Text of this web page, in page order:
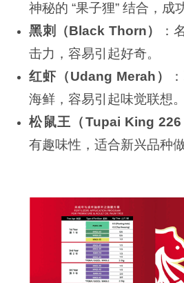
神秘的 “果子狸” 结合，成
黑刺（Black Thorn）
：
击力，容易引起好奇。
红虾（Udang Merah ）
海鲜，容易引起味觉联想。
松鼠王（Tupai King 226
有趣味性，适合新兴品种